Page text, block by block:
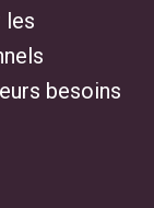
les
besoins